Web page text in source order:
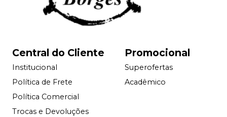
Central do Cliente
Institucional
Política de Frete
Política Comercial
Trocas e Devoluções
Promocional
Superofertas
Acadêmico